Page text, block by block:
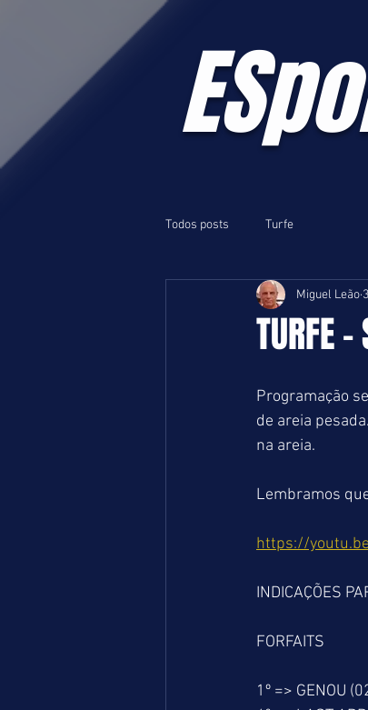
Todos posts Turfe
TURFE
Miguel Leão
Programação
de areia
na areia.
Lembramos
https://
INDICAÇÕES
FORFAITS
1º => GENOU